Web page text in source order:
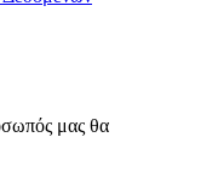
μας θα